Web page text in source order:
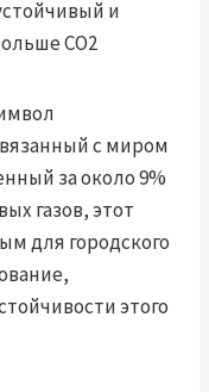
и
CO2
с миром
за около 9%
газов, этот
для городского
этого